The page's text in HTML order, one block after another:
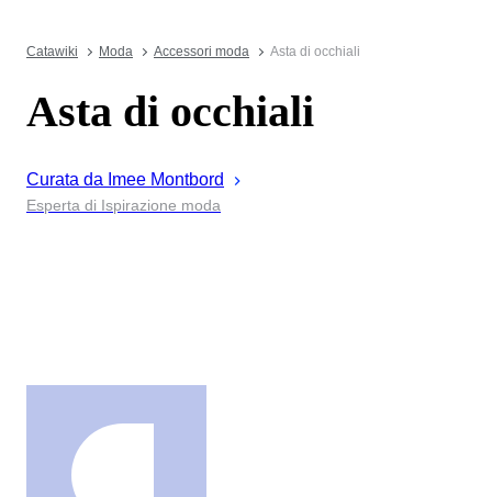
Catawiki Moda Accessori moda Asta di occhiali
Asta di occhiali
Curata da Imee Montbord
Esperta di Ispirazione moda